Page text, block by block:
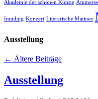
Akademie der schönen Künste
Immling Konzert Literarische Matinee
Ausstellung
← Ältere Beiträge
Ausstellung